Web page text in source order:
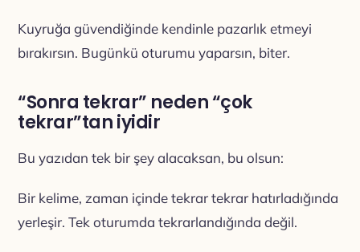
Kuyruğa güvendiğinde kendinle pazarlık etmeyi
bırakırsın. Bugünkü oturumu yaparsın, biter.
“Sonra tekrar” neden “çok
tekrar”tan iyidir
Bu yazıdan tek bir şey alacaksan, bu olsun:
Bir kelime, zaman içinde tekrar tekrar hatırladığında
yerleşir. Tek oturumda tekrarlandığında değil.